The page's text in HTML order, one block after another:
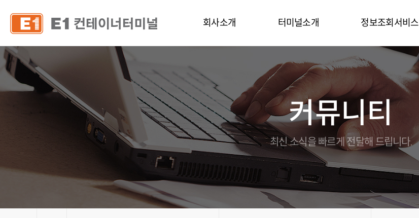
회사소개
연혁
조직 및 연락처
CI
공고
오시는길
채용정보
터미널소개
터미널시설
터미널장비
터미널특징
홍보동영상
온라인브로슈어
Gallery
정보조회서비스
터미널정보
컨테이너목록
컨테이너정보
On-Dock
세관업무
EDI
CFS
정산업무
인트라넷
커뮤니티
최신 소식을 빠르게 전달해 드립니다.